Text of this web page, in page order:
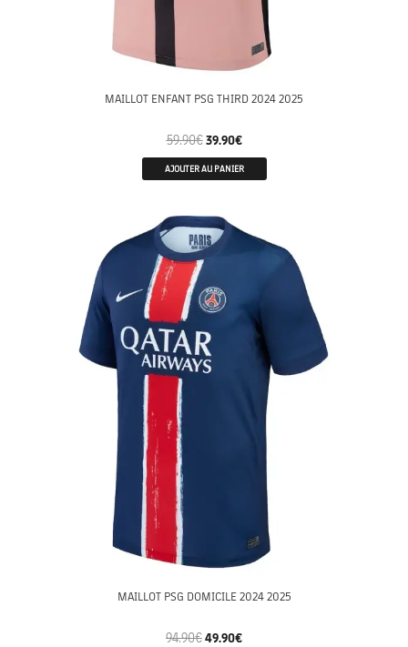
MAILLOT ENFANT PSG THIRD 2024 2025
59.90€ 39.90€
AJOUTER AU PANIER
MAILLOT PSG DOMICILE 2024 2025
94.90€49.90€